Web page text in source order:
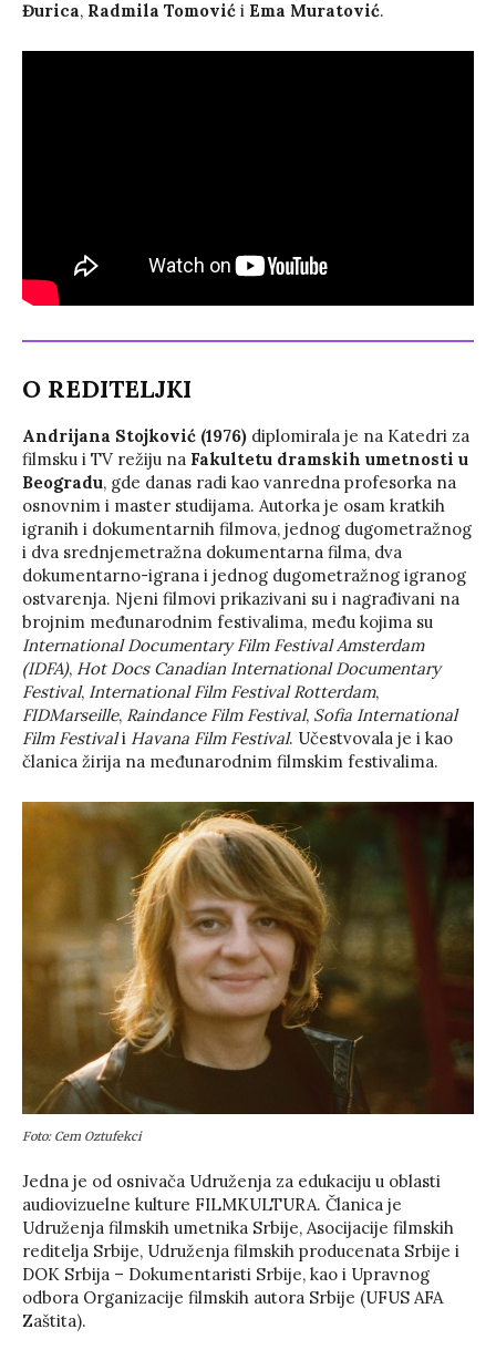
Đurica, Radmila Tomović i Ema Muratović.
O REDITELJKI
Andrijana Stojković (1976) diplomirala je na Katedri za
filmsku i TV režiju na Fakultetu dramskih umetnosti u
Beogradu, gde danas radi kao vanredna profesorka na
osnovnim i master studijama. Autorka je osam kratkih
igranih i dokumentarnih filmova, jednog dugometražnog
i dva srednjemetražna dokumentarna filma, dva
dokumentarno-igrana i jednog dugometražnog igranog
ostvarenja. Njeni filmovi prikazivani su i nagrađivani na
brojnim međunarodnim festivalima, među kojima su
International Documentary Film Festival Amsterdam
(IDFA), Hot Docs Canadian International Documentary
Festival, International Film Festival Rotterdam,
FIDMarseille, Raindance Film Festival, Sofia International
Film Festivali Havana Film Festival. Učestvovala je i kao
članica žirija na međunarodnim filmskim festivalima.
Foto: Cem Oztufekci
Jedna je od osnivača Udruženja za edukaciju u oblasti
audiovizuelne kulture FILMKULTURA. Članica je
Udruženja filmskih umetnika Srbije, Asocijacije filmskih
reditelja Srbije, Udruženja filmskih producenata Srbije i
DOK Srbija – Dokumentaristi Srbije, kao i Upravnog
odbora Organizacije filmskih autora Srbije (UFUS AFA
Zaštita).